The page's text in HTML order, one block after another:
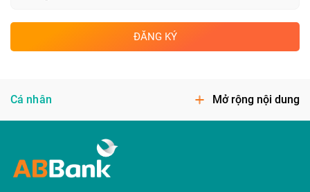
ĐĂNG KÝ
Cá nhân Mở rộng nội dung